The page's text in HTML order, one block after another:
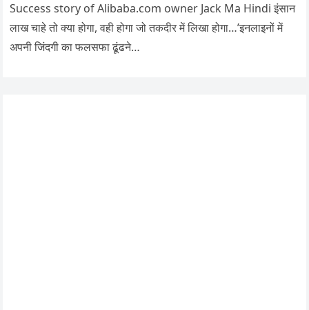
Success story of Alibaba.com owner Jack Ma Hindi इंसान
लाख चाहे तो क्या होगा, वही होगा जो तकदीर में लिखा होगा…’इनलाइनों में
अपनी जिंदगी का फलसफा ढूंढने…